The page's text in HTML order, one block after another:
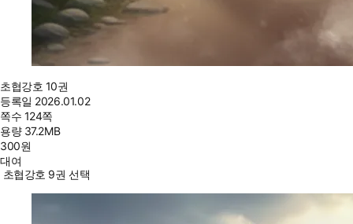
초협강호 10권
등록일 2026.01.02
쪽수 124쪽
용량 37.2MB
300원
대여
초협강호 9권 선택